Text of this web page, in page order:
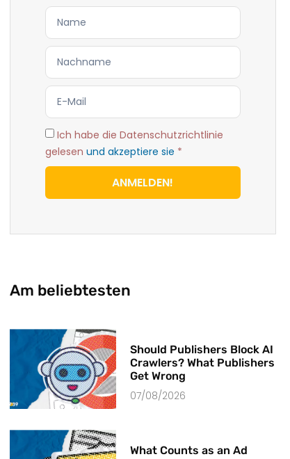
Ich habe die Datenschutzrichtlinie
gelesen und akzeptiere sie *
ANMELDEN!
Am beliebtesten
Should Publishers Block AI
Crawlers? What Publishers
Get Wrong
07/08/2026
What Counts as an Ad